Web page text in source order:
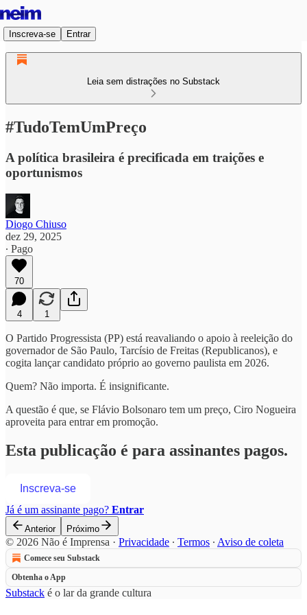
Inscreva-se Entrar
Leia sem distrações no Substack
#TudoTemUmPreço
A política brasileira é precificada em traições e
oportunismos
Diogo Chiuso
dez 29, 2025
∙ Pago
70
4 1
O Partido Progressista (PP) está reavaliando o apoio à reeleição do
governador de São Paulo, Tarcísio de Freitas (Republicanos), e
cogita lançar candidato próprio ao governo paulista em 2026.
Quem? Não importa. É insignificante.
A questão é que, se Flávio Bolsonaro tem um preço, Ciro Nogueira
aproveita para entrar em promoção.
Esta publicação é para assinantes pagos.
Inscreva-se
Já é um assinante pago? Entrar
Anterior Próximo
© 2026 Não é Imprensa · Privacidade ∙ Termos ∙ Aviso de coleta
Comece seu Substack
Obtenha o App
Substack é o lar da grande cultura